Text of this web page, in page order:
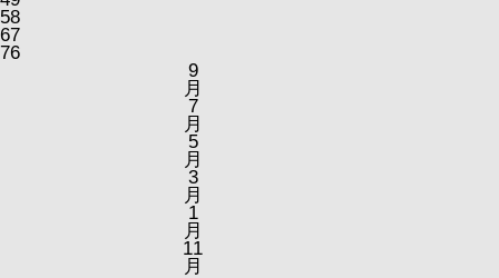
58
67
76
9
月
7
月
5
月
3
月
1
月
11
月